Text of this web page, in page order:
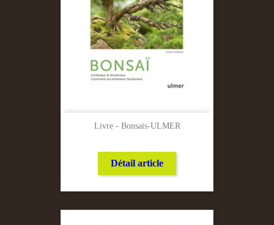
Livre - Bonsaïs-ULMER
Détail article